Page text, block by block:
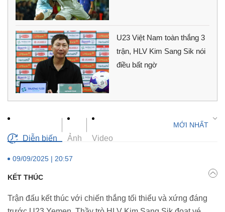
U23 Việt Nam toàn thắng 3
trận, HLV Kim Sang Sik nói
điều bất ngờ
Diễn biến Ảnh Video
09/09/2025 | 20:57
KẾT THÚC
Trận đấu kết thúc với chiến thắng tối thiểu và xứng đáng